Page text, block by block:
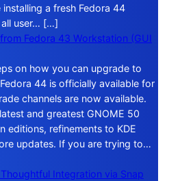
a fresh Fedora 44
user… […]
Fedora 43 Workstation (GUI
on how you can upgrade to
44 is officially available for
channels are now available.
and greatest GNOME 50
editions, refinements to KDE
updates. If you are trying to…
Integration via Snap